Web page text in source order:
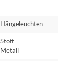
Hängeleuchten
Stoff
Metall